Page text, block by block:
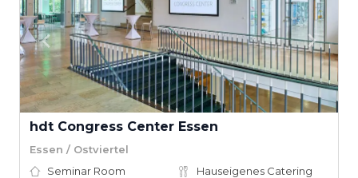
hdt Congress Center Essen
Essen / Ostviertel
Seminar Room
Hauseigenes Catering